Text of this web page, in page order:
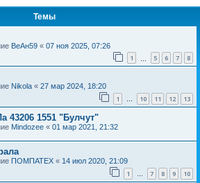
Темы
ВеАн59 « 07 ноя 2025, 07:26
1 5 6 7 8
Nikola « 27 мар 2024, 18:20
1 … 10 11 12 13
43206 1551 "Булчут"
Mindozee « 01 мар 2021, 21:32
ПОМПАТЕХ « 14 июл 2020, 21:09
1 … 7 8 9 10